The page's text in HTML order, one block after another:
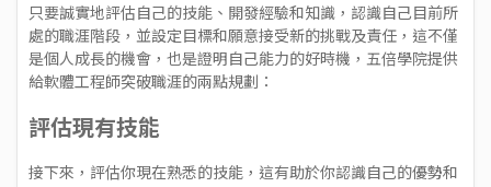
只要誠實地評估自己的技能、開發經驗和知識，認識自己目前所
處的職涯階段，並設定目標和願意接受新的挑戰及責任，這不僅
是個人成長的機會，也是證明自己能力的好時機，五倍學院提供
給軟體工程師突破職涯的兩點規劃：
評估現有技能
接下來，評估你現在熟悉的技能，這有助於你認識自己的優勢和